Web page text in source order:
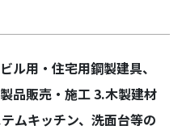
ル用・住宅用鋼製建具、
品販売・施工 3.木製建材
ムキッチン、洗面台等の